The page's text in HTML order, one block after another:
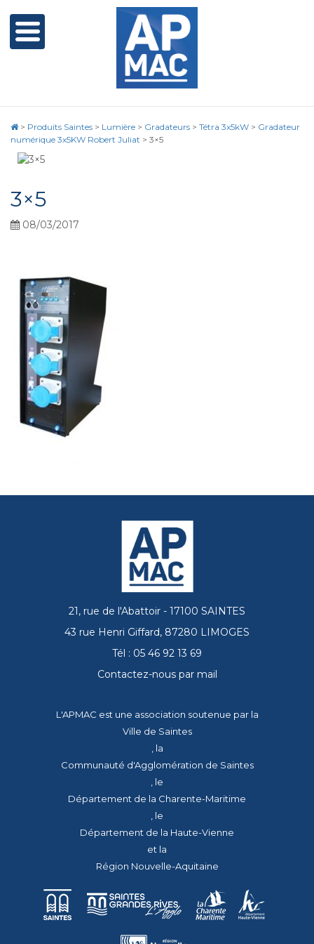
> Produits Saintes > Lumière > Gradateurs > Tétra 3x5kW > Gradateur
numérique 3x5KW Robert Juliat > 3×5
3×5
08/03/2017
21, rue de l'Abattoir - 17100 SAINTES
43 rue Henri Giffard, 87280 LIMOGES
Tél : 05 46 92 13 69
Contactez-nous par mail
L'APMAC est une association soutenue par la
Ville de Saintes
, la
Communauté d'Agglomération de Saintes
, le
Département de la Charente-Maritime
, le
Département de la Haute-Vienne
et la
Région Nouvelle-Aquitaine